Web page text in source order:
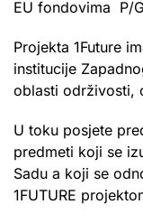
EU fondovima P/
Projekta 1Future
institucije
oblasti održivosti,
U toku posjete
predmeti koji se
Sadu a koji se
1FUTURE